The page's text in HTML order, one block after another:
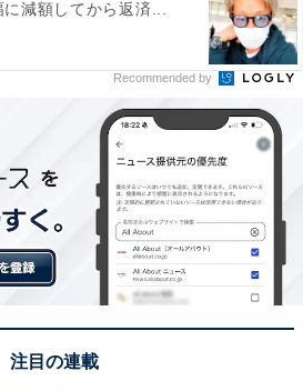
減額してから返済...
Recommended by
注目の連載